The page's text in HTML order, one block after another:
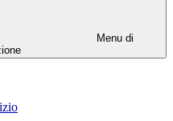
Menu di